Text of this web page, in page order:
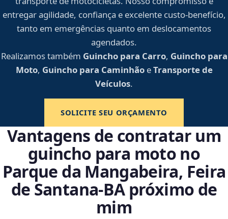
entregar agilidade, confiança e excelente custo-benefício,
tanto em emergências quanto em deslocamentos
agendados.
Realizamos também Guincho para Carro, Guincho para
Moto, Guincho para CaminhãoeTransporte de
Veículos.
SOLICITE SEU ORÇAMENTO
Vantagens de contratar um
guincho para moto no
Parque da Mangabeira, Feira
de Santana‑BA próximo de
mim